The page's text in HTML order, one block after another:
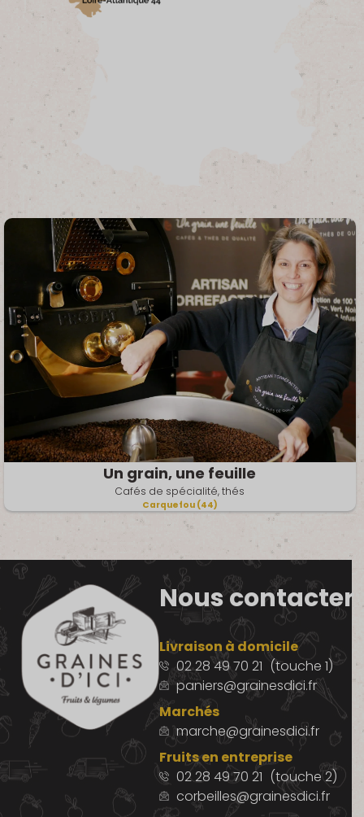
Un grain, une feuille
Cafés de spécialité, thés
Carquefou (44)
Nous contacter
Livraison à domicile
02 28 49 70 21 (touche 1)
paniers@grainesdici.fr
Marchés
marche@grainesdici.fr
Fruits en entreprise
02 28 49 70 21 (touche 2)
corbeilles@grainesdici.fr